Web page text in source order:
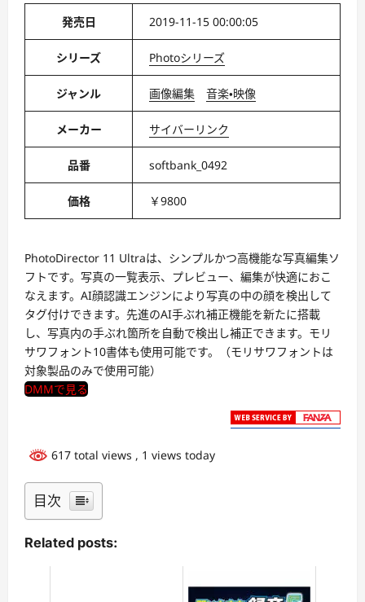
発売日 2019-11-15 00:00:05
シリーズ Photoシリーズ
ジャンル 画像編集 音楽・映像
メーカー サイバーリンク
品番 softbank_0492
価格 ￥9800
PhotoDirector 11 Ultraは、シンプルかつ高機能な写真編集ソ
フトです。写真の一覧表示、プレビュー、編集が快適におこ
なえます。AI顔認識エンジンにより写真の中の顔を検出して
タグ付けできます。先進のAI手ぶれ補正機能を新たに搭載
し、写真内の手ぶれ箇所を自動で検出し補正できます。モリ
サワフォント10書体も使用可能です。（モリサワフォントは
対象製品のみで使用可能）
DMMで見る
617 total views , 1 views today
目次
Related posts: